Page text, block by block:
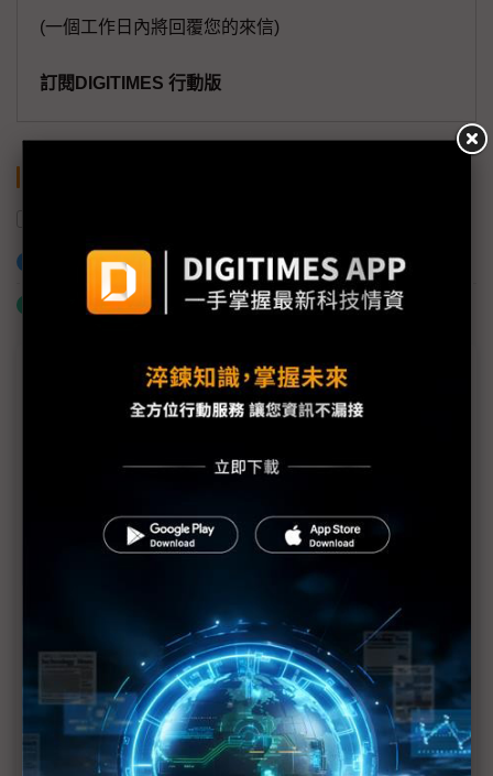
(一個工作日內將回覆您的來信)
訂閱DIGITIMES 行動版
加入已選取到「關鍵字追蹤」
什麼是「關鍵字追蹤」
議題精選－無人載具防敵軍也造商機
川普欲重塑美國黃金時代 台美合作望從無人機延伸
「AI無人船」擁抱矽谷錢潮 惡海考驗技術力
無人機已建國家隊 無人艇產業鏈何時能起飛？
中國爭霸空中商機 無人機奠定低空經濟話語權
台航太鏈布局鍛造高階製程 挑戰國際大廠寡佔